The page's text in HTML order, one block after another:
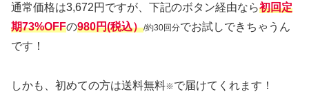
通常価格は3,672円ですが、下記のボタン経由なら初回定
期73%OFFの980円(税込）/約30回分でお試しできちゃうん
です！
しかも、初めての方は送料無料※で届けてくれます！